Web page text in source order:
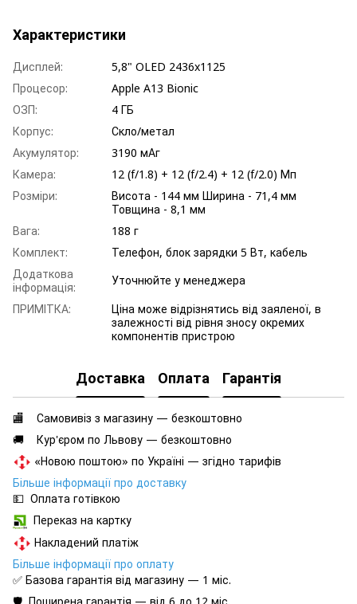
Характеристики
Дисплей:
5,8" OLED 2436x1125
Процесор:
Apple A13 Bionic
ОЗП:
4 ГБ
Корпус:
Скло/метал
Акумулятор:
3190 мАг
Камера:
12 (f/1.8) + 12 (f/2.4) + 12 (f/2.0) Мп
Розміри:
Висота - 144 мм Ширина - 71,4 мм
Товщина - 8,1 мм
Вага:
188 г
Комплект:
Телефон, блок зарядки 5 Вт, кабель
Додаткова
інформація:
Уточнюйте у менеджера
ПРИМІТКА:
Ціна може відрізнятись від заяленої, в
залежності від рівня зносу окремих
компонентів пристрою
Доставка Оплата Гарантія
🏬 Самовивіз з магазину — безкоштовно
🚚 Кур'єром по Львову — безкоштовно
«Новою поштою» по Україні — згідно тарифів
Більше інформації про доставку
💵 Оплата готівкою
Переказ на картку
Накладений платіж
Більше інформації про оплату
✅ Базова гарантія від магазину — 1 міс.